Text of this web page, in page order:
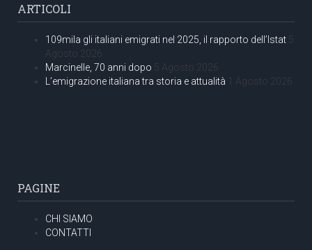
ARTICOLI
109mila gli italiani emigrati nel 2025, il rapporto dell’Istat 5
Agosto 2026
Marcinelle, 70 anni dopo 5 Agosto 2026
L’emigrazione italiana tra storia e attualità 1 Agosto 2026
PAGINE
CHI SIAMO
CONTATTI